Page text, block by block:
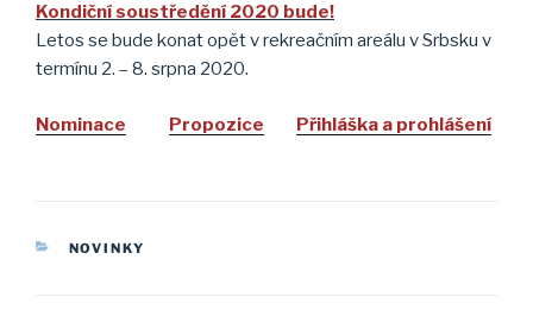
Kondiční soustředění 2020 bude!
Letos se bude konat opět v rekreačním areálu v Srbsku v
termínu 2. – 8. srpna 2020.
Nominace Propozice Přihláška a prohlášení
CATEGORIES
NOVINKY